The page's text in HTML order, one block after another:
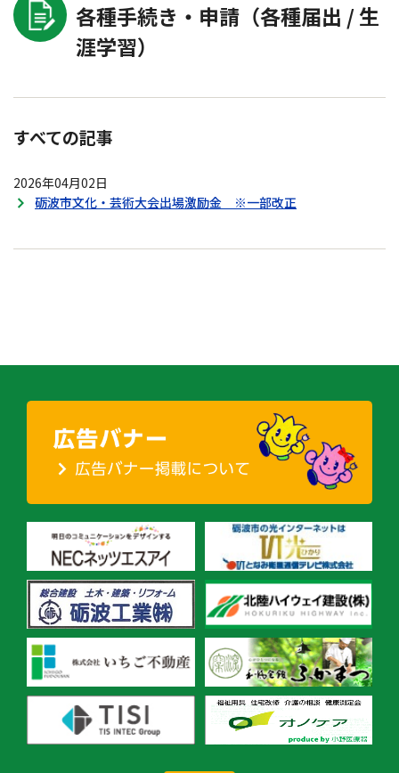
各種手続き・申請（各種届出 / 生
涯学習）
すべての記事
2026年04月02日
砺波市文化・芸術大会出場激励金 ※一部改正